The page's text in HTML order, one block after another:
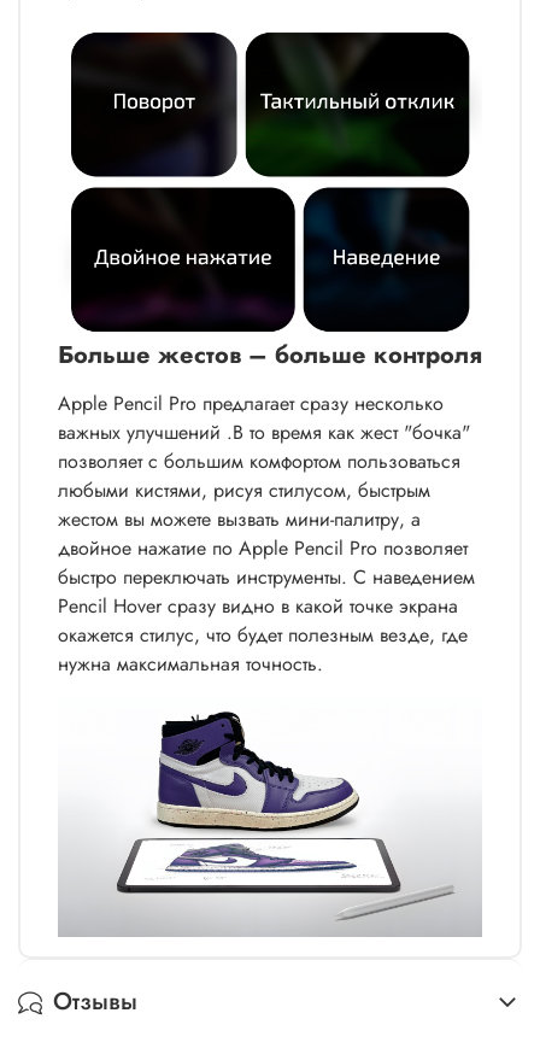
Больше жестов – больше контроля
Apple Pencil Pro предлагает сразу несколько
важных улучшений .В то время как жест "бочка"
позволяет с большим комфортом пользоваться
любыми кистями, рисуя стилусом, быстрым
жестом вы можете вызвать мини-палитру, а
двойное нажатие по Apple Pencil Pro позволяет
быстро переключать инструменты. С наведением
Pencil Hover сразу видно в какой точке экрана
окажется стилус, что будет полезным везде, где
нужна максимальная точность.
Отзывы